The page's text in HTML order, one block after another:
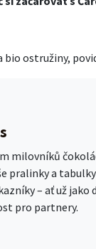
ostružiny,
milovníků
pralinky a
– ať už
pro partnery.